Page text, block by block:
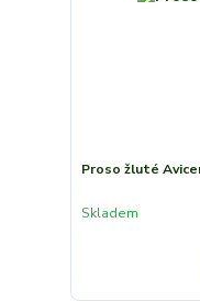
Proso žluté
Skladem